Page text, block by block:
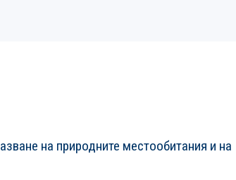
на природните местообитания и на